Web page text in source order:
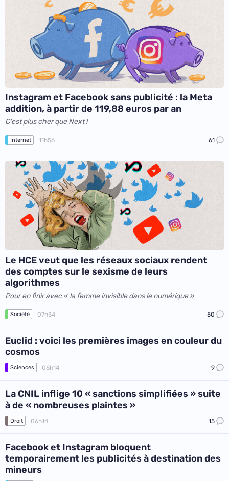
Instagram et Facebook sans publicité : la Meta
addition, à partir de 119,88 euros par an
C'est plus cher que Next !
Internet 11h56 61
Le HCE veut que les réseaux sociaux rendent
des comptes sur le sexisme de leurs
algorithmes
Pour en finir avec « la femme invisible dans le numérique »
Société 07h34 50
Euclid : voici les premières images en couleur du
cosmos
Sciences 06h14 9
La CNIL inflige 10 « sanctions simplifiées » suite
à de « nombreuses plaintes »
Droit 06h14 15
Facebook et Instagram bloquent
temporairement les publicités à destination des
mineurs